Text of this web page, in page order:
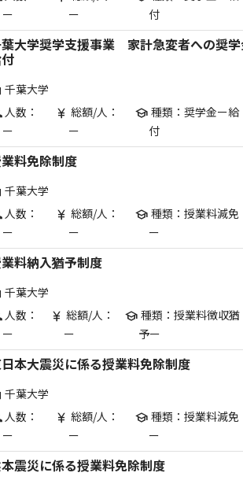
ー
ー
付
大学奨学支援事業 家計急変者への奨
千葉大学
人数：
ー
currency_yen 総額/人：
ー
school 種類：奨学金ー給
付
料免除制度
千葉大学
人数：
ー
currency_yen 総額/人：
ー
school 種類：授業料減免
ー
料納入猶予制度
千葉大学
人数：
ー
currency_yen 総額/人：
ー
school 種類：授業料徴収猶
予ー
本大震災に係る授業料免除制度
千葉大学
人数：
ー
currency_yen 総額/人：
ー
school 種類：授業料減免
ー
震災に係る授業料免除制度